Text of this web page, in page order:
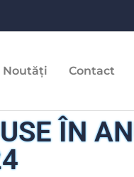
Noutăți Contact
ÎN